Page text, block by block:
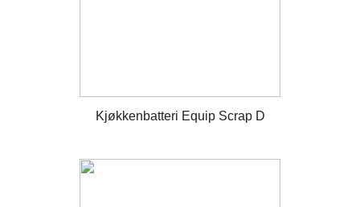
Kjøkkenbatteri Equip Scrap D